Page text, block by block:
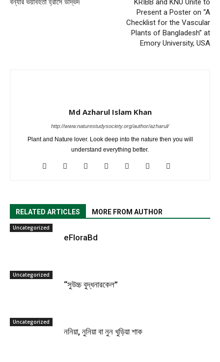
বন্যার ভয়াবহতা হ্রাসে উদ্ভিদ
KRIBB and KNU Unite to
Present a Poster on “A
Checklist for the Vascular
Plants of Bangladesh” at
Emory University, USA
Md Azharul Islam Khan
http://www.naturestudysociety.org/author/azharul/
Plant and Nature lover. Look deep into the nature then you will
understand everything better.
RELATED ARTICLES MORE FROM AUTHOR
Uncategorized
eFloraBd
Uncategorized
“সুউচ্চ বুদ্ধনারকেল”
Uncategorized
ননিয়া, নুনিয়া বা নুন খুড়িয়া শাক